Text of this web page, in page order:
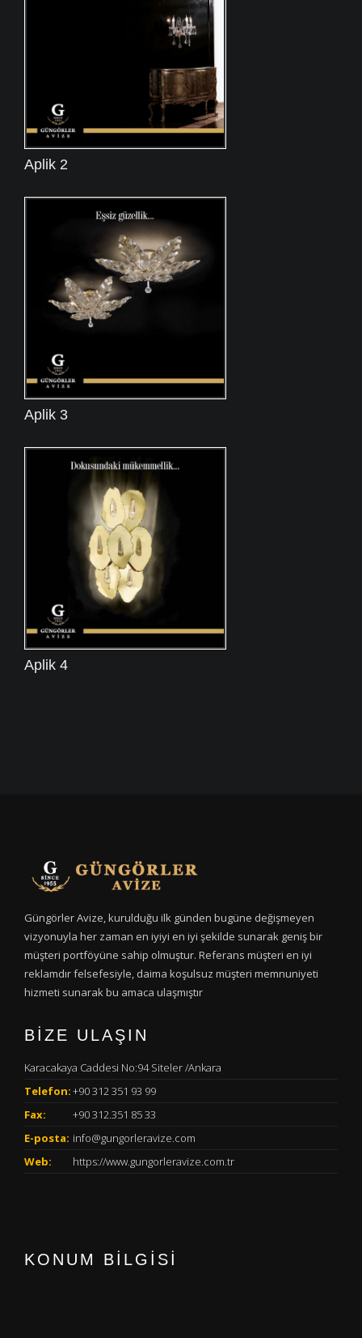
Aplik 2
Aplik 3
Aplik 4
Güngörler Avize, kurulduğu ilk günden bugüne değişmeyen
vizyonuyla her zaman en iyiyi en iyi şekilde sunarak geniş bir
müşteri portföyüne sahip olmuştur. Referans müşteri en iyi
reklamdır felsefesiyle, daima koşulsuz müşteri memnuniyeti
hizmeti sunarak bu amaca ulaşmıştır
BİZE ULAŞIN
Karacakaya Caddesi No:94 Siteler /Ankara
Telefon:+90 312 351 93 99
Fax:
+90 312.351 85 33
E-posta: info@gungorleravize.com
Web:
https://www.gungorleravize.com.tr
KONUM BİLGİSİ